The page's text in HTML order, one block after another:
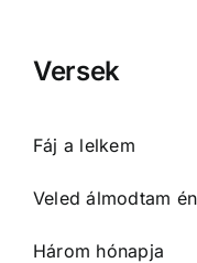
Versek
Fáj a lelkem
Veled álmodtam
Három hónapja